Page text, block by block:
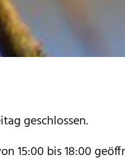
geschlossen.
15:00 bis 18:00